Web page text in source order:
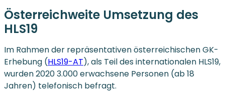
Österreichweite Umsetzung des
HLS19
Im Rahmen der repräsentativen österreichischen GK-
Erhebung (HLS19-AT), als Teil des internationalen HLS19,
wurden 2020 3.000 erwachsene Personen (ab 18
Jahren) telefonisch befragt.